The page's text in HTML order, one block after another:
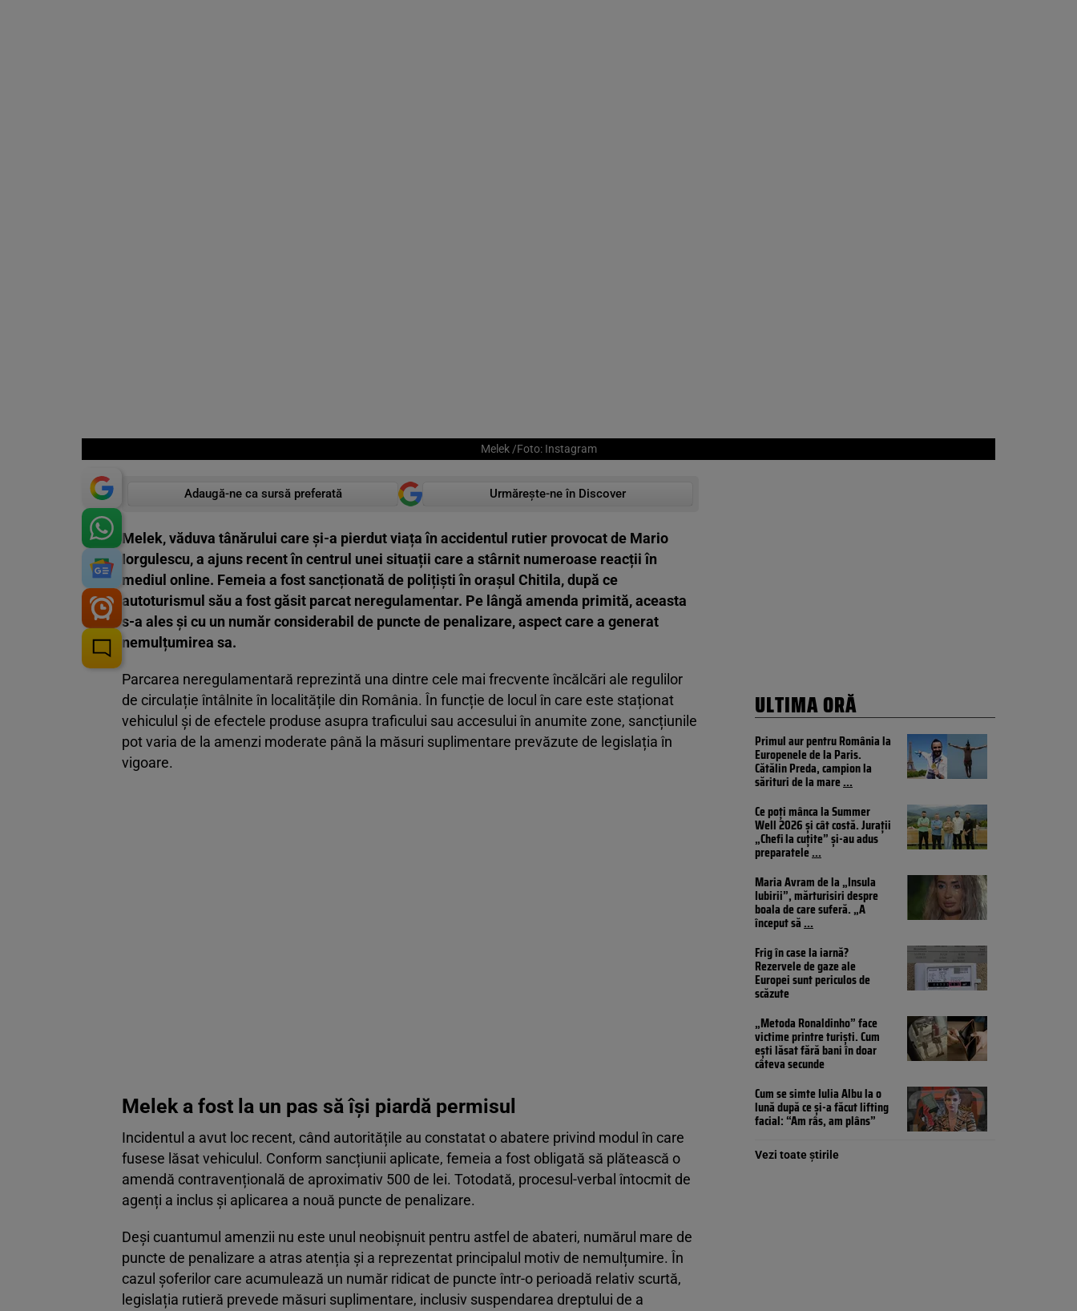
Melek /Foto: Instagram
Adaugă-ne ca sursă preferată Urmărește-ne în Discover
Melek, văduva tânărului care și-a pierdut viața în accidentul rutier provocat de Mario
Iorgulescu, a ajuns recent în centrul unei situații care a stârnit numeroase reacții în
mediul online. Femeia a fost sancționată de polițiști în orașul Chitila, după ce
autoturismul său a fost găsit parcat neregulamentar. Pe lângă amenda primită, aceasta
s-a ales și cu un număr considerabil de puncte de penalizare, aspect care a generat
nemulțumirea sa.
Parcarea neregulamentară reprezintă una dintre cele mai frecvente încălcări ale regulilor
de circulație întâlnite în localitățile din România. În funcție de locul în care este staționat
vehiculul și de efectele produse asupra traficului sau accesului în anumite zone, sancțiunile
pot varia de la amenzi moderate până la măsuri suplimentare prevăzute de legislația în
vigoare.
Melek a fost la un pas să își piardă permisul
Incidentul a avut loc recent, când autoritățile au constatat o abatere privind modul în care
fusese lăsat vehiculul. Conform sancțiunii aplicate, femeia a fost obligată să plătească o
amendă contravențională de aproximativ 500 de lei. Totodată, procesul-verbal întocmit de
agenți a inclus și aplicarea a nouă puncte de penalizare.
Deși cuantumul amenzii nu este unul neobișnuit pentru astfel de abateri, numărul mare de
puncte de penalizare a atras atenția și a reprezentat principalul motiv de nemulțumire. În
cazul șoferilor care acumulează un număr ridicat de puncte într-o perioadă relativ scurtă,
legislația rutieră prevede măsuri suplimentare, inclusiv suspendarea dreptului de a
ULTIMA ORĂ
Primul aur pentru România la
Europenele de la Paris.
Cătălin Preda, campion la
sărituri de la mare...
Ce poți mânca la Summer
Well 2026 și cât costă. Jurații
„Chefi la cuțite” și-au adus
preparatele...
Maria Avram de la „Insula
Iubirii”, mărturisiri despre
boala de care suferă. „A
început să...
Frig în case la iarnă?
Rezervele de gaze ale
Europei sunt periculos de
scăzute
„Metoda Ronaldinho” face
victime printre turiști. Cum
ești lăsat fără bani în doar
câteva secunde
Cum se simte Iulia Albu la o
lună după ce și-a făcut lifting
facial: “Am râs, am plâns”
Vezi toate știrile